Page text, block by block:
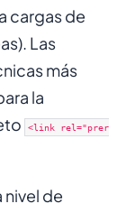
cargas de
Las
más
la
<link rel="prer
nivel de